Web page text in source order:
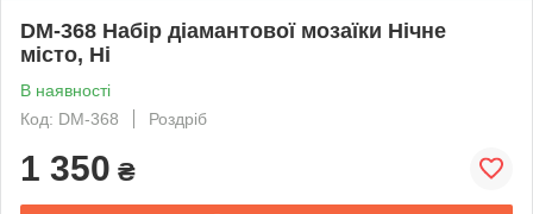
DM-368 Набір діамантової мозаїки Нічне
місто, Ні
В наявності
Код: DM-368
Роздріб
1 350 ₴